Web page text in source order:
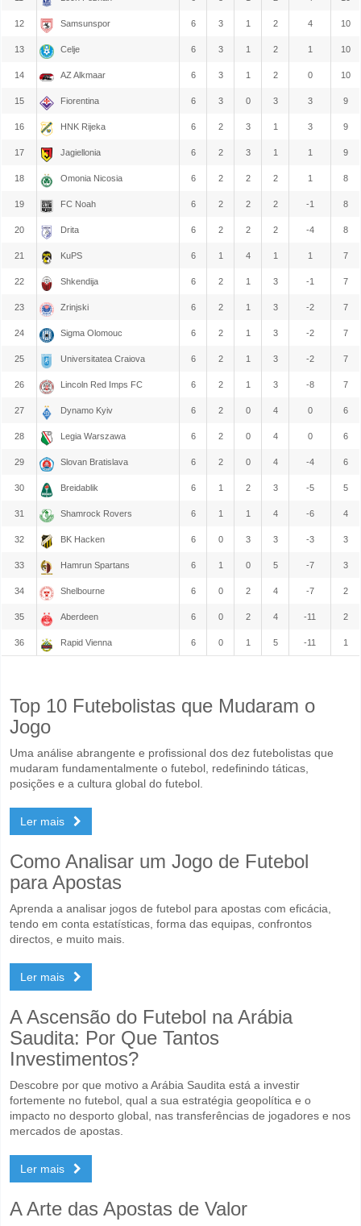
12 Samsunspor 6 3 1 2 4 10
13 Celje 6 3 1 2 1 10
14 AZ Alkmaar 6 3 1 2 0 10
15 Fiorentina 6 3 0 3 3 9
16 HNK Rijeka 6 2 3 1 3 9
17 Jagiellonia 6 2 3 1 1 9
18 Omonia Nicosia 6 2 2 2 1 8
19 FC Noah 6 2 2 2 -1 8
20 Drita 6 2 2 2 -4 8
21 KuPS 6 1 4 1 1 7
22 Shkendija 6 2 1 3 -1 7
23 Zrinjski 6 2 1 3 -2 7
24 Sigma Olomouc 6 2 1 3 -2 7
25 Universitatea Craiova 6 2 1 3 -2 7
26 Lincoln Red Imps FC 6 2 1 3 -8 7
27 Dynamo Kyiv 6 2 0 4 0 6
28 Legia Warszawa 6 2 0 4 0 6
29 Slovan Bratislava 6 2 0 4 -4 6
30 Breidablik 6 1 2 3 -5 5
31 Shamrock Rovers 6 1 1 4 -6 4
32 BK Hacken 6 0 3 3 -3 3
33 Hamrun Spartans 6 1 0 5 -7 3
34 Shelbourne 6 0 2 4 -7 2
35 Aberdeen 6 0 2 4 -11 2
36 Rapid Vienna 6 0 1 5 -11 1
Top 10 Futebolistas que Mudaram o
Jogo
Uma análise abrangente e profissional dos dez futebolistas que
mudaram fundamentalmente o futebol, redefinindo táticas,
posições e a cultura global do futebol.
Ler mais
Como Analisar um Jogo de Futebol
para Apostas
Aprenda a analisar jogos de futebol para apostas com eficácia,
tendo em conta estatísticas, forma das equipas, confrontos
directos, e muito mais.
Ler mais
A Ascensão do Futebol na Arábia
Saudita: Por Que Tantos
Investimentos?
Descobre por que motivo a Arábia Saudita está a investir
fortemente no futebol, qual a sua estratégia geopolítica e o
impacto no desporto global, nas transferências de jogadores e nos
mercados de apostas.
Ler mais
A Arte das Apostas de Valor